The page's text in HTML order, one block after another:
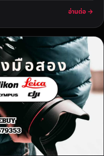
อ่านต่อ →